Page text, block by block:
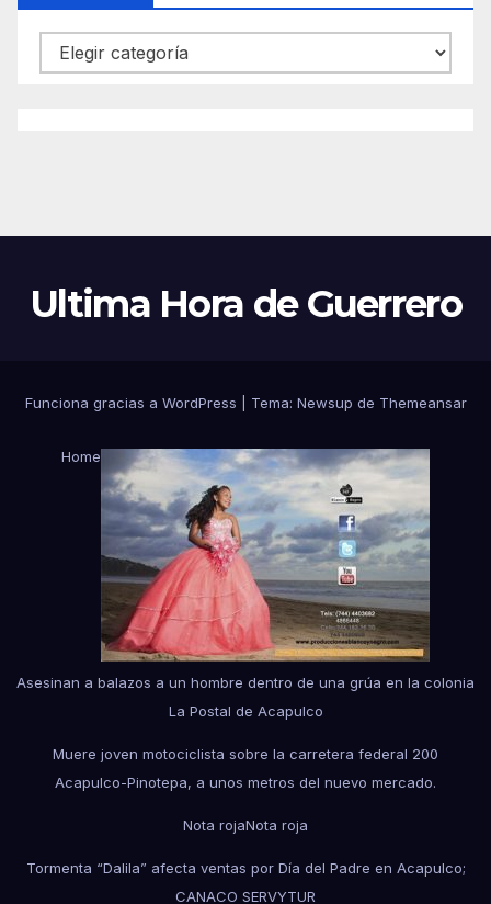
Categorías
Ultima Hora de Guerrero
Funciona gracias a WordPress Tema: Newsup de Themeansar
Home
Asesinan a balazos a un hombre dentro de una grúa en la colonia
La Postal de Acapulco
Muere joven motociclista sobre la carretera federal 200
Acapulco-Pinotepa, a unos metros del nuevo mercado.
Nota rojaNota roja
Tormenta “Dalila” afecta ventas por Día del Padre en Acapulco;
CANACO SERVYTUR